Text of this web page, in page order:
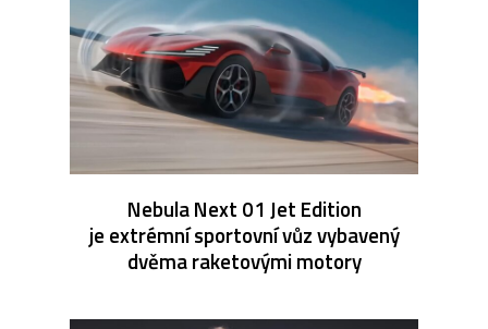
Nebula Next 01 Jet Edition
je extrémní sportovní vůz vybavený
dvěma raketovými motory